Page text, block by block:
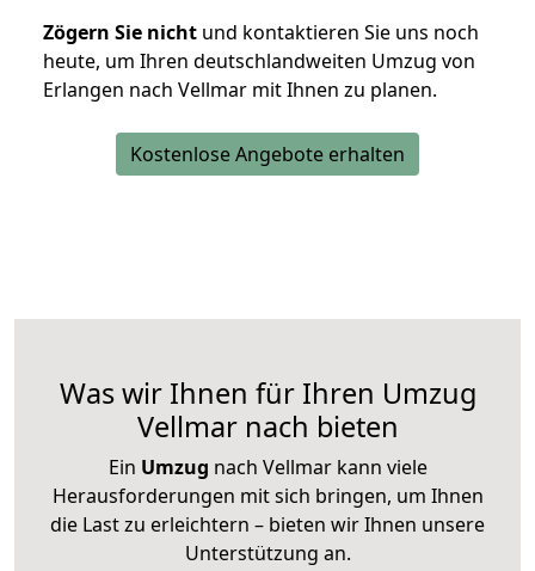
Zögern Sie nicht und kontaktieren Sie uns noch
heute, um Ihren deutschlandweiten Umzug von
Erlangen nach Vellmar mit Ihnen zu planen.
Kostenlose Angebote erhalten
Was wir Ihnen für Ihren Umzug
Vellmar nach bieten
Ein Umzug nach Vellmar kann viele
Herausforderungen mit sich bringen, um Ihnen
die Last zu erleichtern – bieten wir Ihnen unsere
Unterstützung an.